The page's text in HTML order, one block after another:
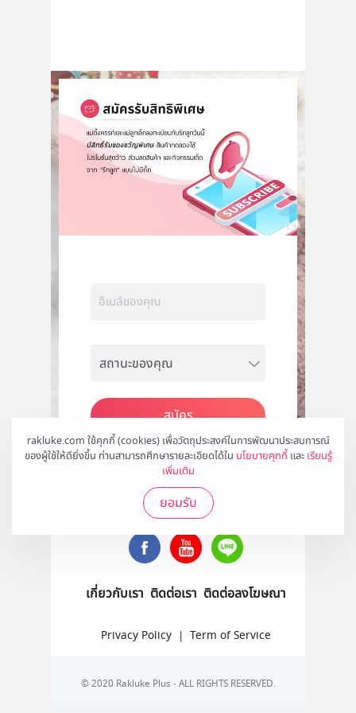
rakluke.com ใช้คุกกี้ (cookies) เพื่อวัตถุประสงค์ในการพัฒนาประสบการณ์
ของผู้ใช้ให้ดียิ่งขึ้น ท่านสามารถศึกษารายละเอียดได้ใน นโยบายคุกกี้ และ เรียนรู้
เพิ่มเติม
ยอมรับ
สมัคร
ติดตามเราได้ที่
เกี่ยวกับเรา ติดต่อเรา ติดต่อลงโฆษณา
Privacy Policy | Term of Service
© 2020 Rakluke Plus - ALL RIGHTS RESERVED.